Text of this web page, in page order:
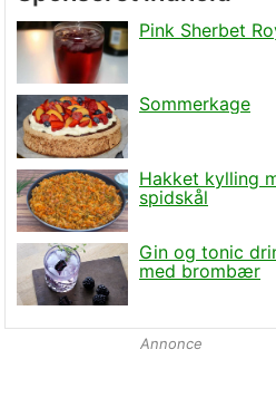
Annonce